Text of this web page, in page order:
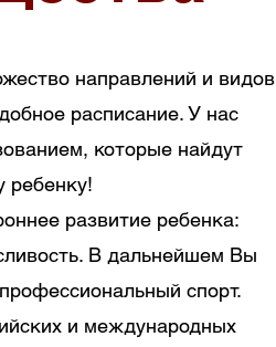
направлений и видов
расписание. У нас
которые найдут
ребенку!
развитие ребенка:
В дальнейшем Вы
спорт.
и международных